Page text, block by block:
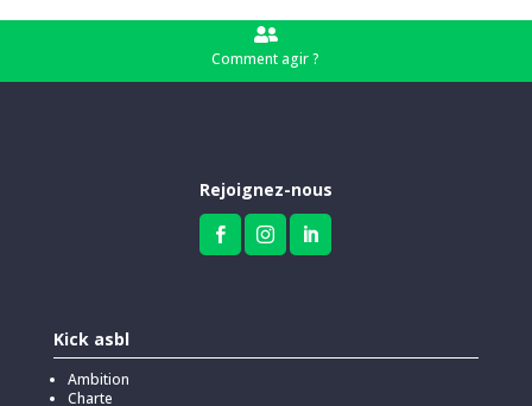

Comment agir ?
Rejoignez-nous
  
Kick asbl
Ambition
Charte